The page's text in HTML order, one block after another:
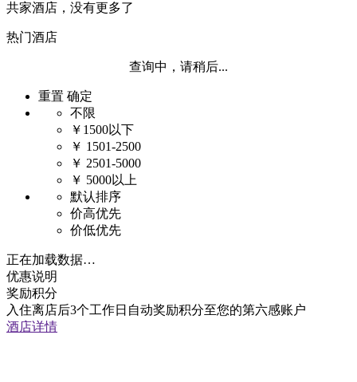
共家酒店，没有更多了
热门酒店
查询中，请稍后...
重置 确定
不限
￥1500以下
￥ 1501-2500
￥ 2501-5000
￥ 5000以上
默认排序
价高优先
价低优先
正在加载数据…
优惠说明
奖励积分
入住离店后3个工作日自动奖励积分至您的第六感账户
酒店详情